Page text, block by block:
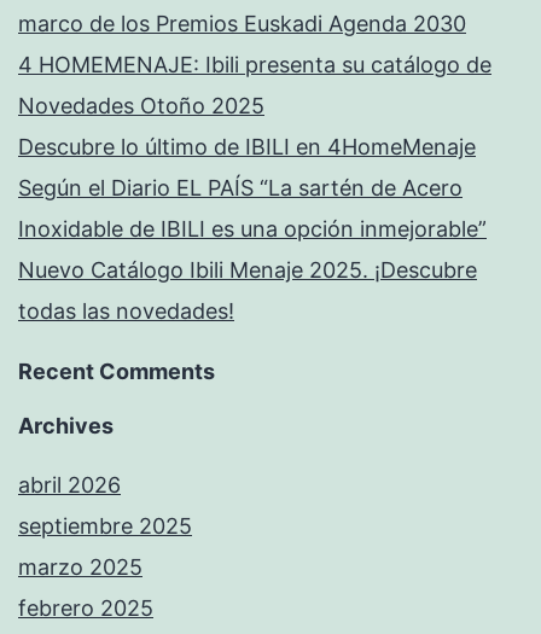
marco de los Premios Euskadi Agenda 2030
4 HOMEMENAJE: Ibili presenta su catálogo de
Novedades Otoño 2025
Descubre lo último de IBILI en 4HomeMenaje
Según el Diario EL PAÍS “La sartén de Acero
Inoxidable de IBILI es una opción inmejorable”
Nuevo Catálogo Ibili Menaje 2025. ¡Descubre
todas las novedades!
Recent Comments
Archives
abril 2026
septiembre 2025
marzo 2025
febrero 2025